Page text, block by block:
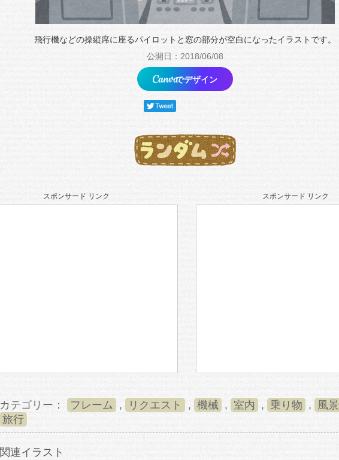
飛行機などの操縦席に座るパイロットと窓の部分が空白になったイラストです。
公開日：2018/06/08
でデザイン
スポンサード リンク スポンサード リンク
カテゴリー： フレーム , リクエスト , 機械 , 室内 , 乗り物 , 風景
旅行
関連イラスト